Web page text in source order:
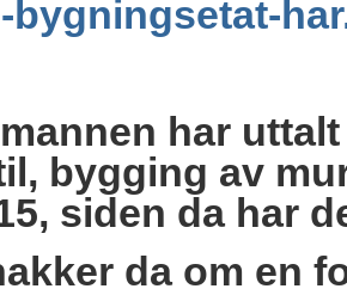
bygningsetat-
har
bygging av
siden da har
da om en